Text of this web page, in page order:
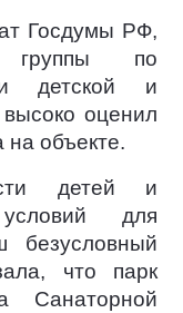
Госдумы РФ,
группы по
детской и
оценил
на объекте.
детей и
для
что парк